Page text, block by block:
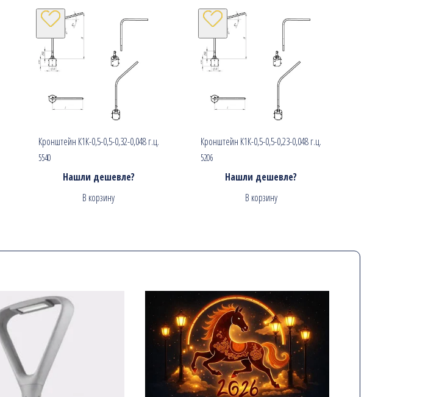
Кронштейн К1К-0,5-0,5-0,32-0,048 г.ц.
5540
Нашли дешевле?
В корзину
Кронштейн К1К-0,5-0,5-0,23-0,048 г.ц.
5206
Нашли дешевле?
В корзину